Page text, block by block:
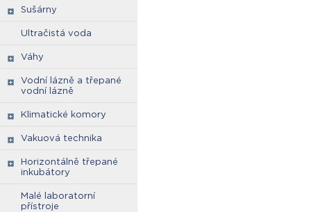
Sušárny
Ultračistá voda
Váhy
Vodní lázně a třepané
vodní lázně
Klimatické komory
Vakuová technika
Horizontálně třepané
inkubátory
Malé laboratorní
přístroje